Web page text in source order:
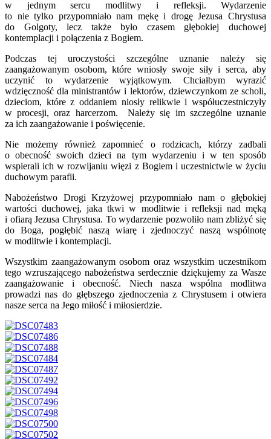
w jednym sercu modlitwy i refleksji. Wydarzenie
to nie tylko przypomniało nam mękę i drogę Jezusa Chrystusa
do Golgoty, lecz także było czasem głębokiej duchowej
kontemplacji i połączenia z Bogiem.
Podczas tej uroczystości szczególne uznanie należy się
zaangażowanym osobom, które wniosły swoje siły i serca, aby
uczynić to wydarzenie wyjątkowym. Chciałbym wyrazić
wdzięczność dla ministrantów i lektorów, dziewczynkom ze scholi,
dzieciom, które z oddaniem niosły relikwie i współuczestniczyły
w procesji, oraz harcerzom. Należy się im szczególne uznanie
za ich zaangażowanie i poświęcenie.
Nie możemy również zapomnieć o rodzicach, którzy zadbali
o obecność swoich dzieci na tym wydarzeniu i w ten sposób
wspierali ich w rozwijaniu więzi z Bogiem i uczestnictwie w życiu
duchowym parafii.
Nabożeństwo Drogi Krzyżowej przypomniało nam o głębokiej
wartości duchowej, jaka tkwi w modlitwie i refleksji nad męką
i ofiarą Jezusa Chrystusa. To wydarzenie pozwoliło nam zbliżyć się
do Boga, pogłębić naszą wiarę i zjednoczyć naszą wspólnotę
w modlitwie i kontemplacji.
Wszystkim zaangażowanym osobom oraz wszystkim uczestnikom
tego wzruszającego nabożeństwa serdecznie dziękujemy za Wasze
zaangażowanie i obecność. Niech nasza wspólna modlitwa
prowadzi nas do głębszego zjednoczenia z Chrystusem i otwiera
nasze serca na Jego miłość i miłosierdzie.